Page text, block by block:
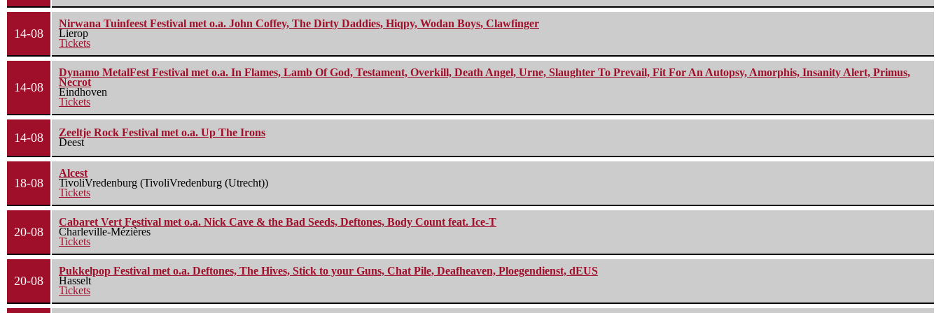
14-08
Nirwana Tuinfeest Festival met o.a. John Coffey, The Dirty Daddies, Hiqpy, Wodan Boys, Clawfinger
Lierop
Tickets
14-08
Dynamo MetalFest Festival met o.a. In Flames, Lamb Of God, Testament, Overkill, Death Angel, Urne, Slaughter To Prevail, Fit For An Autopsy, Amorphis, Insanity Alert, Primus,
Necrot
Eindhoven
Tickets
14-08
Zeeltje Rock Festival met o.a. Up The Irons
Deest
18-08
Alcest
TivoliVredenburg (TivoliVredenburg (Utrecht))
Tickets
20-08
Cabaret Vert Festival met o.a. Nick Cave & the Bad Seeds, Deftones, Body Count feat. Ice-T
Charleville-Mézières
Tickets
20-08
Pukkelpop Festival met o.a. Deftones, The Hives, Stick to your Guns, Chat Pile, Deafheaven, Ploegendienst, dEUS
Hasselt
Tickets